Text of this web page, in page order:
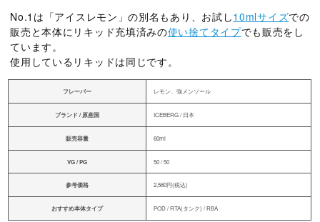
No.1は「アイスレモン」の別名もあり、お試し10mlサイズでの
販売と本体にリキッド充填済みの使い捨てタイプでも販売をし
ています。
使用しているリキッドは同じです。
フレーバー レモン、強メンソール
ブランド / 原産国 ICEBERG / 日本
販売容量 60ml
VG / PG 50 / 50
参考価格 2,580円(税込)
おすすめ本体タイプ POD / RTA(タンク) / RBA